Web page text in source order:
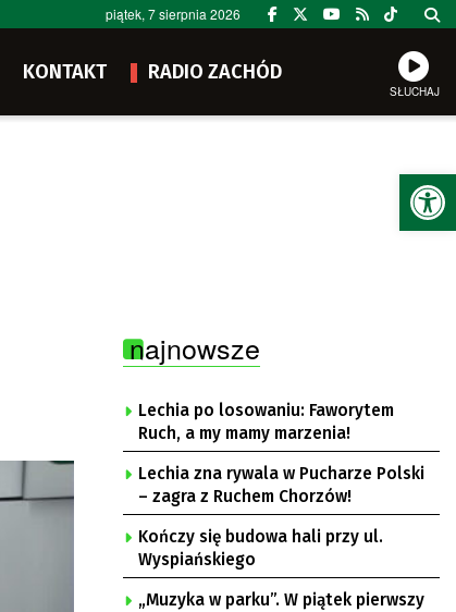
piątek, 7 sierpnia 2026
KONTAKT RADIO ZACHÓD
SŁUCHAJ
najnowsze
Lechia po losowaniu: Faworytem
Ruch, a my mamy marzenia!
Lechia zna rywala w Pucharze Polski
– zagra z Ruchem Chorzów!
Kończy się budowa hali przy ul.
Wyspiańskiego
„Muzyka w parku”. W piątek pierwszy